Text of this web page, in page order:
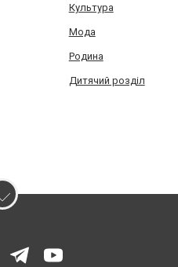
Культура
Мода
Родина
Дитячий розділ